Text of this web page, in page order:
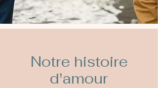
Notre histoire
d'amour